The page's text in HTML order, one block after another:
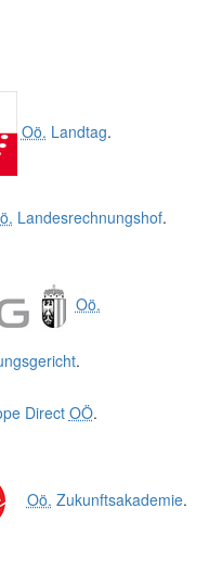
Oö. Landtag.
Landesrechnungshof.
Oö.
.
Direct OÖ.
Oö. Zukunftsakademie.